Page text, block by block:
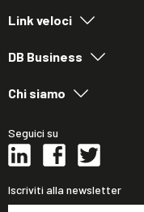
Link veloci
DB Business
Chi siamo
Seguici su
Iscriviti alla newsletter